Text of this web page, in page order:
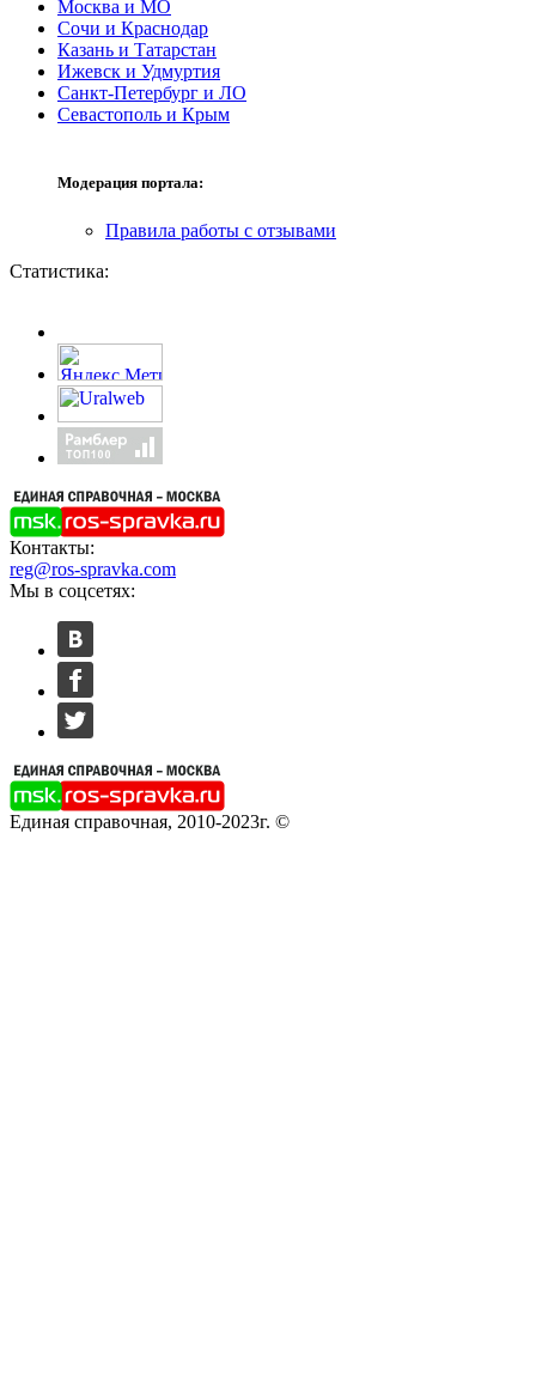
Москва и МО
Сочи и Краснодар
Казань и Татарстан
Ижевск и Удмуртия
Санкт-Петербург и ЛО
Севастополь и Крым
Модерация портала:
Правила работы с отзывами
Статистика:
Контакты:
reg@ros-spravka.com
Мы в соцсетях:
Единая справочная, 2010-2023г. ©